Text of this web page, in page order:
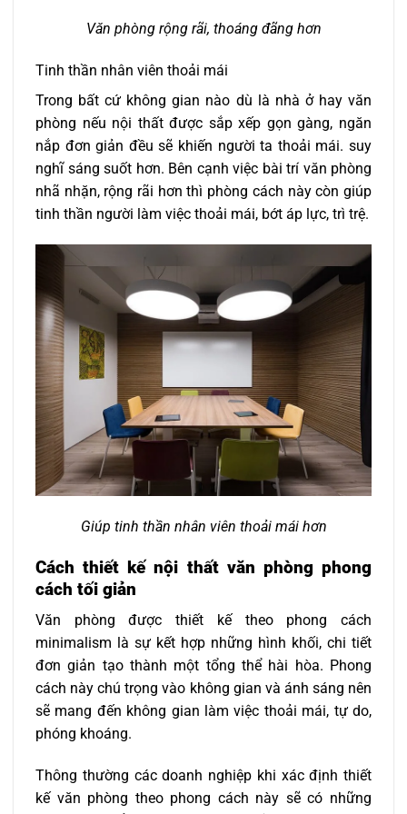
Văn phòng rộng rãi, thoáng đãng hơn
Tinh thần nhân viên thoải mái
Trong bất cứ không gian nào dù là nhà ở hay văn
phòng nếu nội thất được sắp xếp gọn gàng, ngăn
nắp đơn giản đều sẽ khiến người ta thoải mái. suy
nghĩ sáng suốt hơn. Bên cạnh việc bài trí văn phòng
nhã nhặn, rộng rãi hơn thì phòng cách này còn giúp
tinh thần người làm việc thoải mái, bớt áp lực, trì trệ.
Giúp tinh thần nhân viên thoải mái hơn
Cách thiết kế nội thất văn phòng phong
cách tối giản
Văn phòng được thiết kế theo phong cách
minimalism là sự kết hợp những hình khối, chi tiết
đơn giản tạo thành một tổng thể hài hòa. Phong
cách này chú trọng vào không gian và ánh sáng nên
sẽ mang đến không gian làm việc thoải mái, tự do,
phóng khoáng.
Thông thường các doanh nghiệp khi xác định thiết
kế văn phòng theo phong cách này sẽ có những